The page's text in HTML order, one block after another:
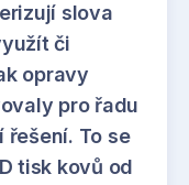
slova
či
opravy
pro řadu
To se
tisk kovů od